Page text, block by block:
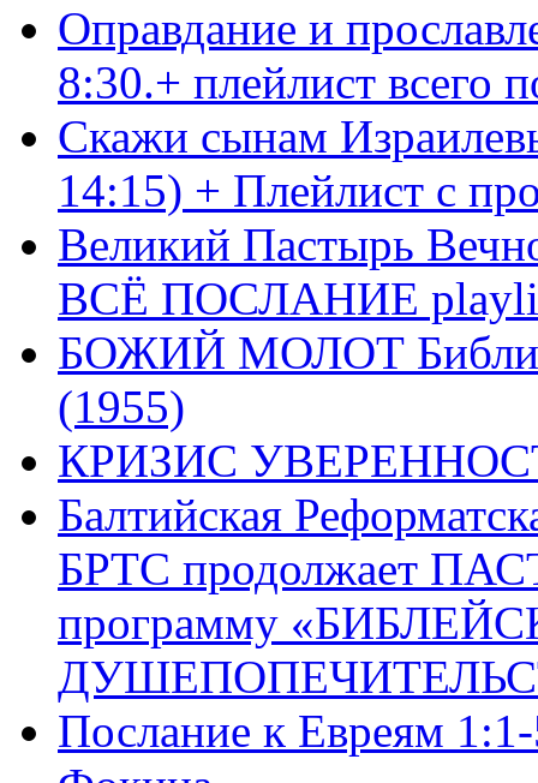
Оправдание и
8:30.+ плейлист
Скажи сынам
14:15) + Плейлист с
Великий Пастырь
ВСЁ ПОСЛАНИЕ
БОЖИЙ МОЛОТ Библия
(1955)
КРИЗИС
Балтийская
БРТС продолжает
программу
Послание к Евреям